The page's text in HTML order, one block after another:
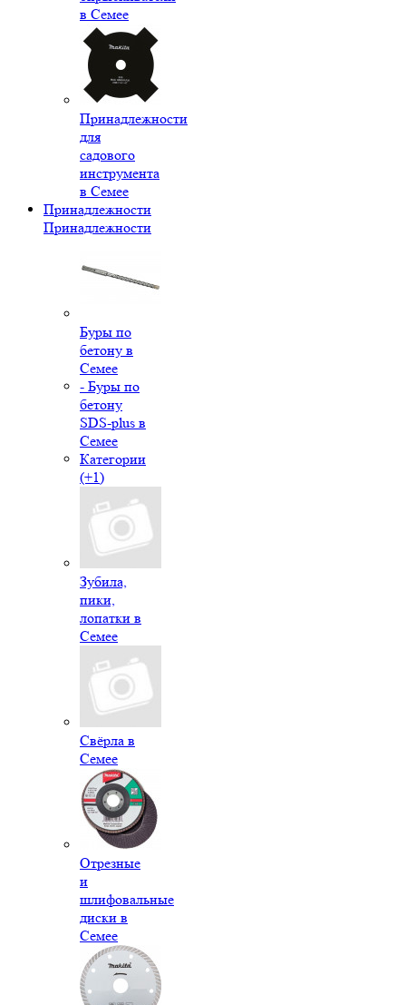
в Семее
Принадлежности
для
садового
инструмента
в Семее
Принадлежности
Принадлежности
Буры по
бетону в
Семее
- Буры по
бетону
SDS-plus в
Семее
Категории
(+1)
Зубила,
пики,
лопатки в
Семее
Свёрла в
Семее
Отрезные
и
шлифовальные
диски в
Семее